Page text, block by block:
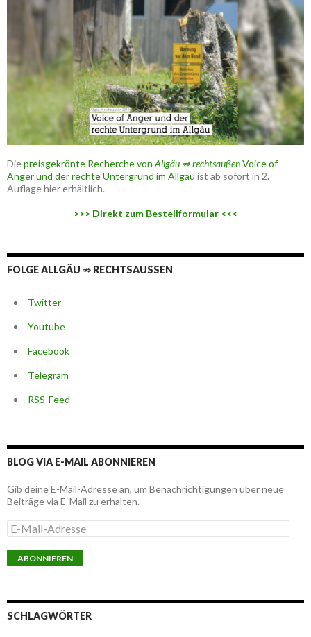
Diepreisgekrönte Recherche vonAllgäu ⇏ rechtsaußenVoice of
Anger und der rechte Untergrund im Allgäu ist ab sofort in 2.
Auflage hier erhältlich.
>>> Direkt zum Bestellformular <<<
FOLGE ALLGÄU ⇏ RECHTSAUSSEN
Twitter
Youtube
Facebook
Telegram
RSS-Feed
BLOG VIA E-MAIL ABONNIEREN
Gib deine E-Mail-Adresse an, um Benachrichtigungen über neue
Beiträge via E-Mail zu erhalten.
E
-
M
a
-
A
SCHLAGWÖRTER